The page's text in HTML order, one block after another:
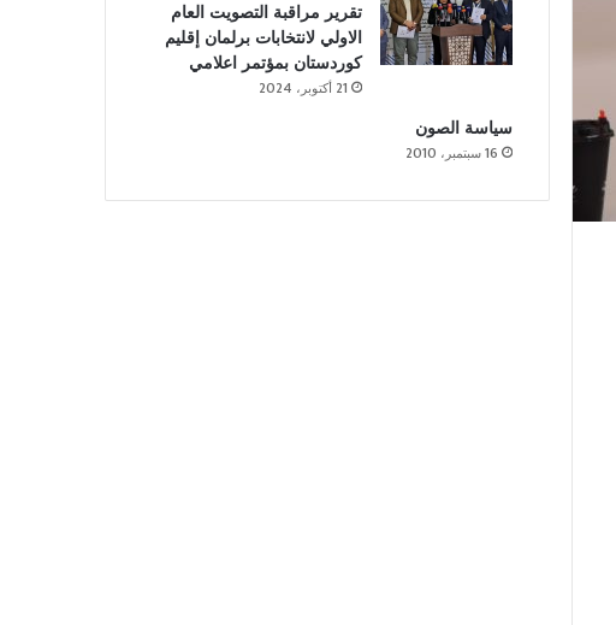
تقرير مراقبة التصويت العام
الاولي لانتخابات برلمان إقليم
كوردستان بمؤتمر اعلامي
21 أكتوبر، 2024
سياسة الصون
16 سبتمبر، 2010